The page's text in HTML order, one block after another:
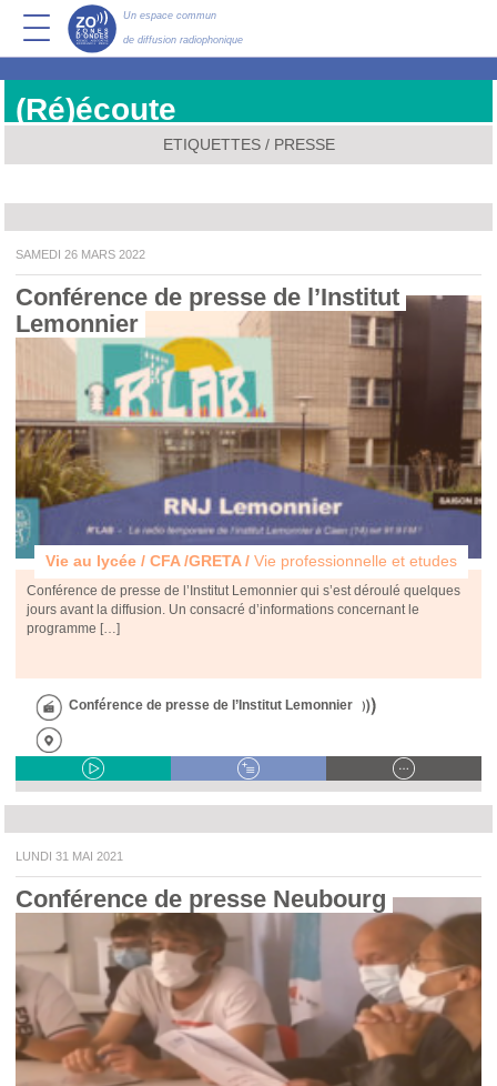
Un espace commun
de diffusion radiophonique
(Ré)écoute
ETIQUETTES / PRESSE
SAMEDI 26 MARS 2022
Conférence de presse de l’Institut
Lemonnier
Vie au lycée / CFA /GRETA / Vie professionnelle et etudes
Conférence de presse de l’Institut Lemonnier qui s’est déroulé quelques
jours avant la diffusion. Un consacré d’informations concernant le
programme […]
Conférence de presse de l’Institut Lemonnier
LUNDI 31 MAI 2021
Conférence de presse Neubourg